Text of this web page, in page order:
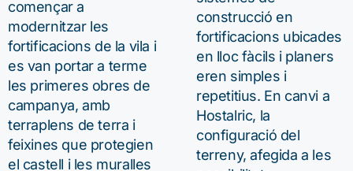
començar a
modernitzar les
fortificacions de la vila i
es van portar a terme
les primeres obres de
campanya, amb
terraplens de terra i
feixines que protegien
el castell i les muralles
construcció en
fortificacions ubicades
en lloc fàcils i planers
eren simples i
repetitius. En canvi a
Hostalric, la
configuració del
terreny, afegida a les